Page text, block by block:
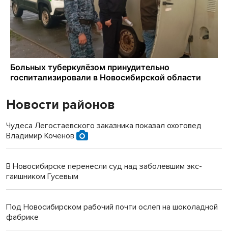
Новости районов
Чудеса Легостаевского заказника показал охотовед
Владимир Коченов
В Новосибирске перенесли суд над заболевшим экс-
гаишником Гусевым
Под Новосибирском рабочий почти ослеп на шоколадной
фабрике